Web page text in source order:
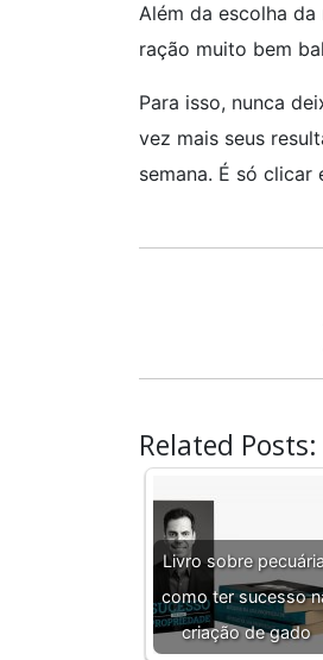
Além da escolha
ração muito bem
Para isso, nunca
vez mais seus
semana. É só
Related Posts:
Livro sobre
como ter sucesso
criação de gado